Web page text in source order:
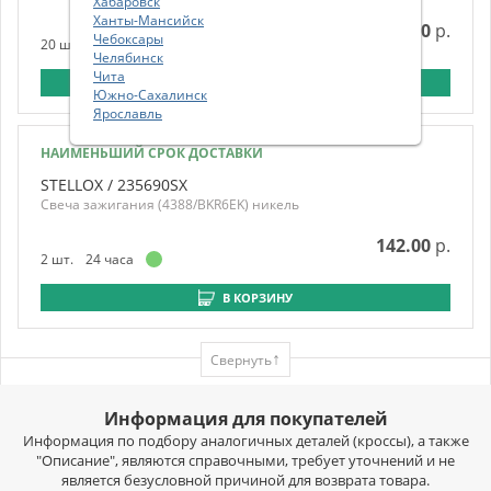
MASTERKIT 210.00 р.
NISSAN
VOLRAM
РЕЗИНОТЕХНИКА 231.00 р.
NARICHIN
DELCO PARTS 237.00 р.
STARTVOLT
242.00 р.
252.00 р.
TATSUMI 254.00 р.
ALPIC 257.00 р.
261.00 р.
MAGNETI MARELLI 282.00 р.
285.00 р.
70.00 р.
20 шт. 11-12дн.
НАИМЕНЬШИЙ СРОК ДОСТАВКИ
STELLOX / 235690SX
Свеча зажигания (4388/BKR6EK) никель
142.00 р.
2 шт. 24 часа
В КОРЗИНУ
Свернуть↑
Информация для покупателей
Информация по подбору аналогичных деталей (кроссы), а также
"Описание", являются справочными, требует уточнений и не
является безусловной причиной для возврата товара.
Ханты-Мансийск
Чебоксары
Челябинск
Чита
Южно-Сахалинск
Ярославль